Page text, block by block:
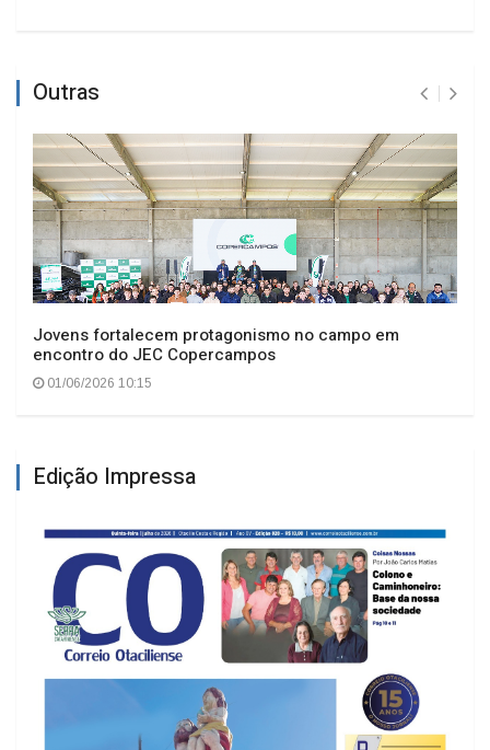
Outras
Jovens fortalecem protagonismo no campo em
encontro do JEC Copercampos
01/06/2026 10:15
Edição Impressa